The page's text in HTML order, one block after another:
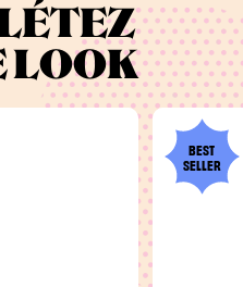
LOOK
BEST
SELLER